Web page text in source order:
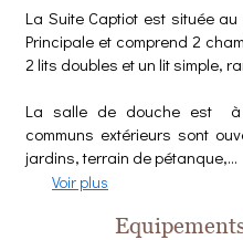
La Suite Captiot est située
Principale et comprend 2
2 lits doubles et un lit simple,
La salle de douche est à
communs extérieurs sont
jardins, terrain de pétanque,...
Voir plus